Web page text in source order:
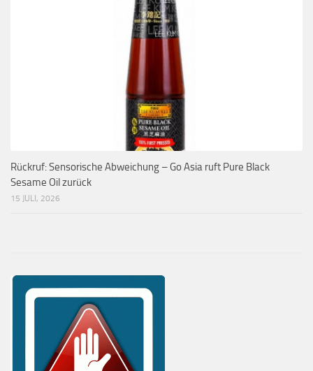
Rückruf: Sensorische Abweichung – Go Asia ruft Pure Black
Sesame Oil zurück
15 JULI, 2026